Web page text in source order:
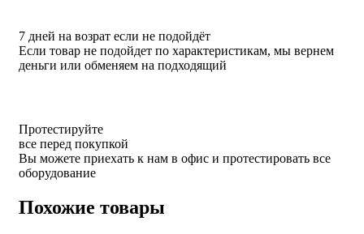
7 дней на возрат если не подойдёт
Если товар не подойдет по характеристикам, мы вернем
деньги или обменяем на подходящий
Протестируйте
все перед покупкой
Вы можете приехать к нам в офис и протестировать все
оборудование
Похожие товары